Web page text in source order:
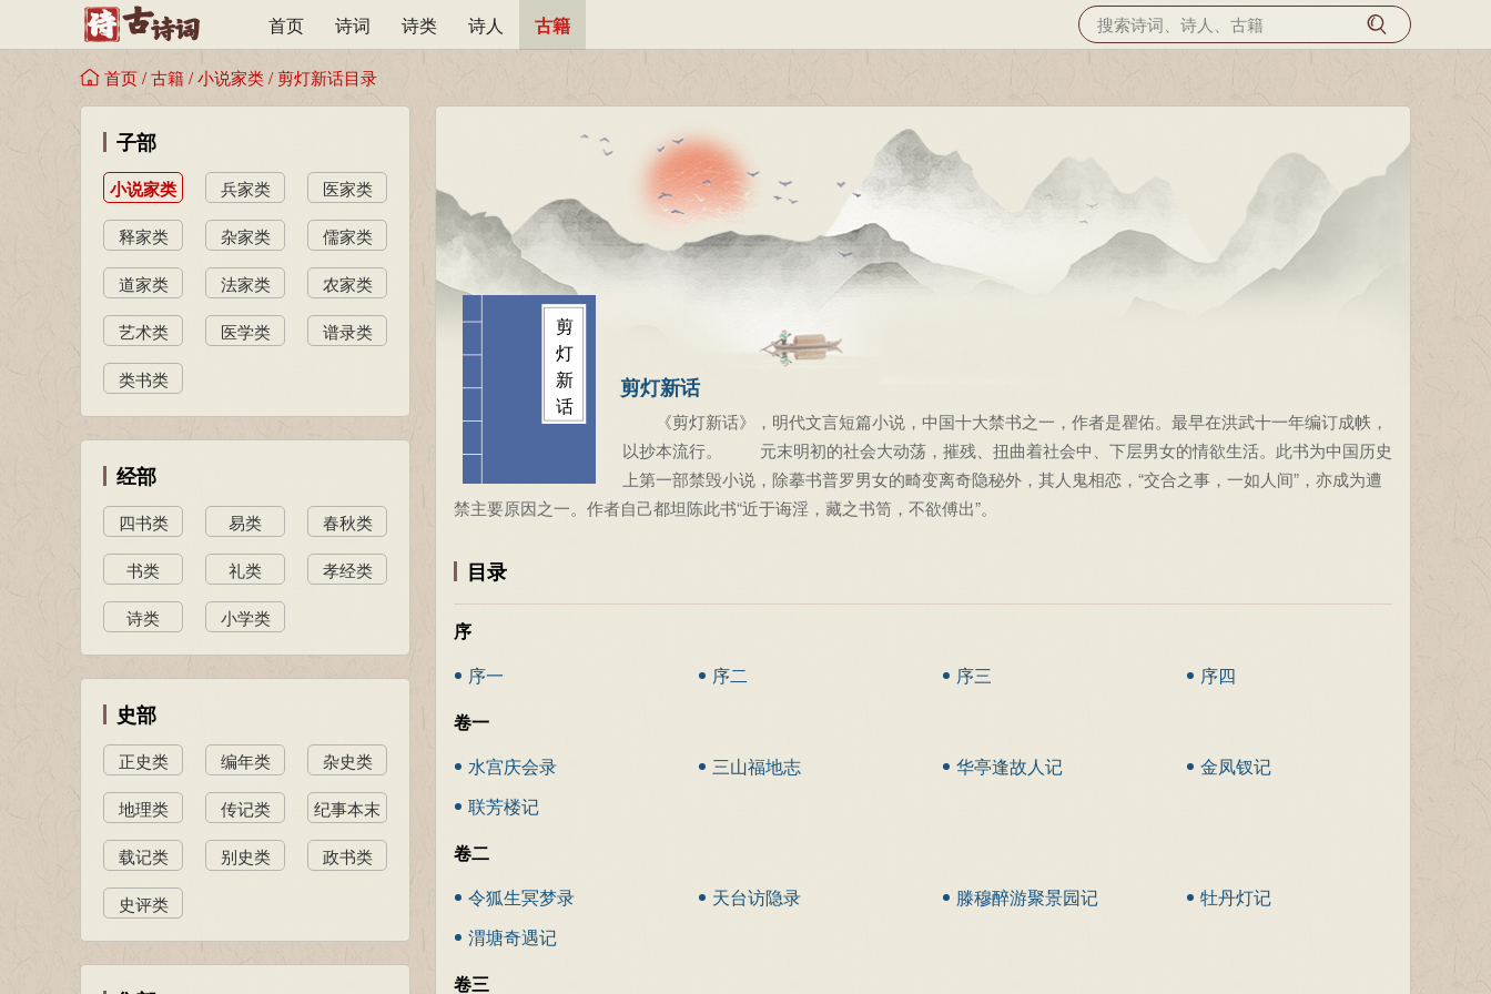
首页 诗词 诗类 诗人 古籍
首页/古籍/小说家类/剪灯新话目录
剪
灯
新
话
剪灯新话
《剪灯新话》，明代文言短篇小说，中国十大禁书之一，作者是瞿佑。最早在洪武十一年编订成帙，
以抄本流行。 元末明初的社会大动荡，摧残、扭曲着社会中、下层男女的情欲生活。此书为中国历史
上第一部禁毁小说，除摹书普罗男女的畸变离奇隐秘外，其人鬼相恋，“交合之事，一如人间”，亦成为遭
禁主要原因之一。作者自己都坦陈此书“近于诲淫，藏之书笥，不欲傅出”。
目录
序
序一
序二 序三
序四
卷一
水宫庆会录
三山福地志 华亭逢故人记
金凤钗记
联芳楼记
卷二
令狐生冥梦录
天台访隐录 滕穆醉游聚景园记
牡丹灯记
渭塘奇遇记
卷三
子部
小说家类 兵家类 医家类
释家类 杂家类 儒家类
道家类 法家类 农家类
艺术类 医学类 谱录类
类书类
经部
四书类 易类 春秋类
书类 礼类 孝经类
诗类 小学类
史部
正史类 编年类 杂史类
地理类 传记类
纪事本末
类
载记类 别史类 政书类
史评类